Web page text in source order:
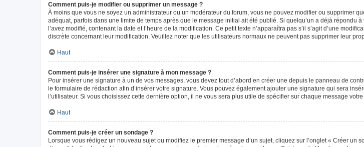
Comment puis-je modifier ou supprimer un message ?
À moins que vous ne soyez un administrateur ou un modérateur du forum, vous ne pouvez modifier ou supprimer
adéquat, parfois dans une limite de temps après que le message initial ait été publié. Si quelqu’un a déjà répondu
l’avez modifié, contenant la date et l’heure de la modification. Ce petit texte n’apparaîtra pas s’il s’agit d’une
discrète concernant leur modification. Veuillez noter que les utilisateurs normaux ne peuvent pas supprimer leur
Haut
Comment puis-je insérer une signature à mon message ?
Pour insérer une signature à un de vos messages, vous devez tout d’abord en créer une depuis le panneau de
le formulaire de rédaction afin d’insérer votre signature. Vous pouvez également ajouter une signature qui sera
l’utilisateur. Si vous choisissez cette dernière option, il ne vous sera plus utile de spécifier sur chaque message votre
Haut
Comment puis-je créer un sondage ?
Lorsque vous rédigez un nouveau sujet ou modifiez le premier message d’un sujet, cliquez sur l’onglet « Créer